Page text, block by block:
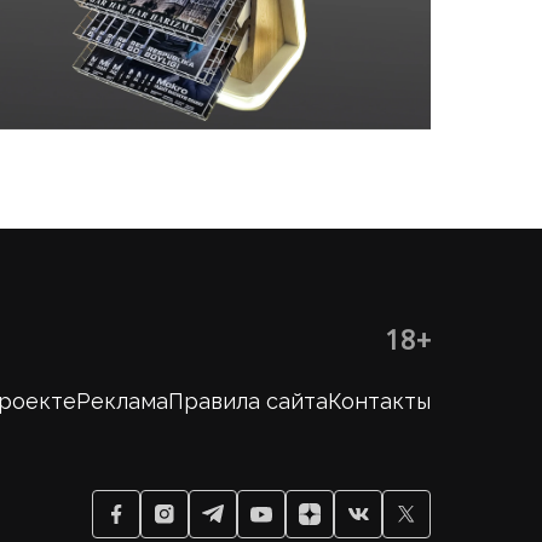
18+
РекламаПравила сайтаКонтакты